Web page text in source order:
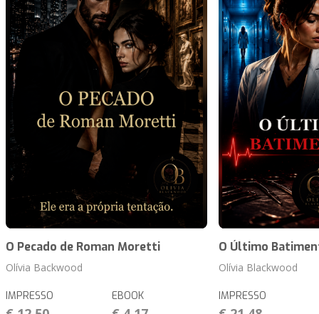
O Pecado de Roman Moretti
Olívia Backwood
IMPRESSO EBOOK
O Último
Olívia Blackwood
IMPRESSO